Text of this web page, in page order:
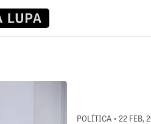
POLÍTICA • 22 FEB,